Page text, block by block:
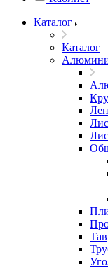
Каталог
Каталог